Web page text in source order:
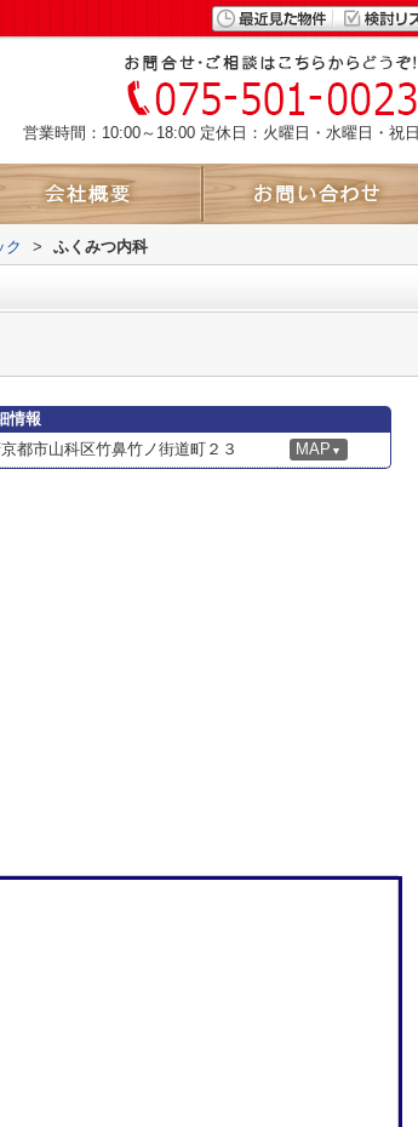
営業時間：10:00～18:00 定休日：火曜日・水曜日・祝日
ク > ふくみつ内科
情報
都市山科区竹鼻竹ノ街道町２３ MAP ▼